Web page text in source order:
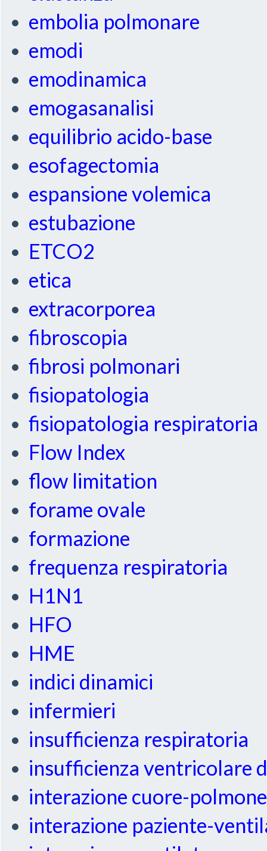
embolia polmonare
emodi
emodinamica
emogasanalisi
equilibrio acido-base
esofagectomia
espansione volemica
estubazione
ETCO2
etica
extracorporea
fibroscopia
fibrosi polmonari
fisiopatologia
fisiopatologia respiratoria
Flow Index
flow limitation
forame ovale
formazione
frequenza respiratoria
H1N1
HFO
HME
indici dinamici
infermieri
insufficienza respiratoria
insufficienza ventricolare
interazione cuore-polmone
interazione paziente-